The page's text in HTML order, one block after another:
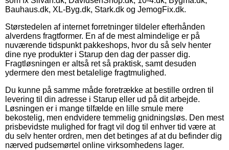
Bauhaus.dk, XL-Byg.dk, Stark.dk og JemogFix.dk.
Størstedelen af internet forretninger tildeler efterhånden
alverdens fragtformer. En af de mest almindelige er på
nuværende tidspunkt pakkeshops, hvor du så selv henter
dine nye produkter i Starup den dag der passer dig.
Fragtløsningen er altså ret så praktisk, samt desuden
ydermere den mest betalelige fragtmulighed.
Du kunne på samme måde foretrække at bestille ordren til
levering til din adresse i Starup eller ud på dit arbejde.
Løsningen er i mange tilfælde en lille smule mere
bekostelig, men endvidere temmelig gnidningsløs. Den mest
prisbevidste mulighed for fragt vil dog til enhver tid være at
du selv henter ordren, men det betinges af at du befinder dig
nærved pudsemørtel online virksomhedens lager.